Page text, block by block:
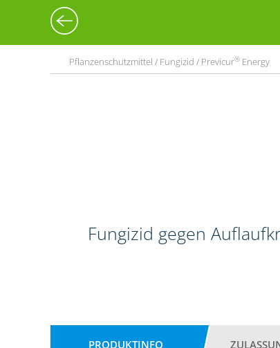
Pflanzenschutzmittel / Fungizid / Previcur® Energy
Fungizid gegen
PRODUKTINFO